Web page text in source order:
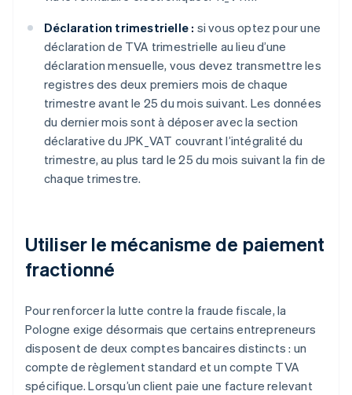
Déclaration trimestrielle : si vous optez pour une
déclaration de TVA trimestrielle au lieu d’une
déclaration mensuelle, vous devez transmettre les
registres des deux premiers mois de chaque
trimestre avant le 25 du mois suivant. Les données
du dernier mois sont à déposer avec la section
déclarative du JPK_VAT couvrant l’intégralité du
trimestre, au plus tard le 25 du mois suivant la fin de
chaque trimestre.
Utiliser le mécanisme de paiement
fractionné
Pour renforcer la lutte contre la fraude fiscale, la
Pologne exige désormais que certains entrepreneurs
disposent de deux comptes bancaires distincts : un
compte de règlement standard et un compte TVA
spécifique. Lorsqu’un client paie une facture relevant